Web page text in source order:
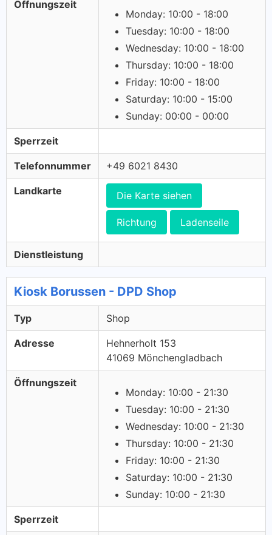
Öffnungszeit
Monday: 10:00 - 18:00
Tuesday: 10:00 - 18:00
Wednesday: 10:00 - 18:00
Thursday: 10:00 - 18:00
Friday: 10:00 - 18:00
Saturday: 10:00 - 15:00
Sunday: 00:00 - 00:00
Sperrzeit
Telefonnummer +49 6021 8430
Landkarte Die Karte siehen
Richtung Ladenseile
Dienstleistung
Kiosk Borussen - DPD Shop
Typ Shop
Adresse
Hehnerholt 153
41069 Mönchengladbach
Öffnungszeit
Monday: 10:00 - 21:30
Tuesday: 10:00 - 21:30
Wednesday: 10:00 - 21:30
Thursday: 10:00 - 21:30
Friday: 10:00 - 21:30
Saturday: 10:00 - 21:30
Sunday: 10:00 - 21:30
Sperrzeit